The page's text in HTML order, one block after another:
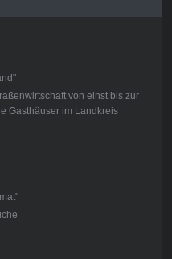
von einst bis zur
Gasthäuser im Landkreis